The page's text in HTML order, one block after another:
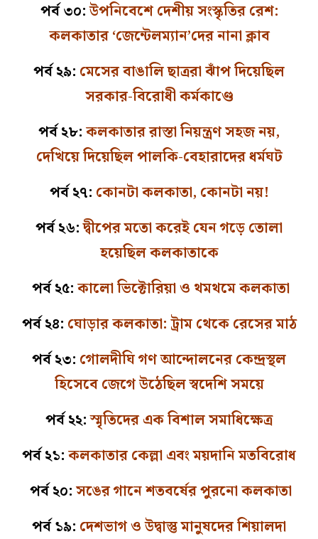
পর্ব ৩০:উপনিবেশে দেশীয় সংস্কৃতির রেশ:
কলকাতার ‘জেন্টেলম্যান’দের নানা ক্লাব
পর্ব ২৯: মেসের বাঙালি ছাত্ররা ঝাঁপ দিয়েছিল
সরকার-বিরোধী কর্মকাণ্ডে
পর্ব ২৮:কলকাতার রাস্তা নিয়ন্ত্রণ সহজ নয়,
দেখিয়ে দিয়েছিল পালকি-বেহারাদের ধর্মঘট
পর্ব ২৭: কোনটা কলকাতা, কোনটা নয়!
পর্ব ২৬:দ্বীপের মতো করেই যেন গড়ে তোলা
হয়েছিল কলকাতাকে
পর্ব ২৫:কালো ভিক্টোরিয়া ও থমথমে কলকাতা
পর্ব ২৪: ঘোড়ার কলকাতা: ট্রাম থেকে রেসের মাঠ
পর্ব ২৩: গোলদীঘি গণ আন্দোলনের কেন্দ্রস্থল
হিসেবে জেগে উঠেছিল স্বদেশি সময়ে
পর্ব ২২:স্মৃতিদের এক বিশাল সমাধিক্ষেত্র
পর্ব ২১:কলকাতার কেল্লা এবং ময়দানি মতবিরোধ
পর্ব ২০:সঙের গানে শতবর্ষের পুরনো কলকাতা
পর্ব ১৯: দেশভাগ ও উদ্বাস্তু মানুষদের শিয়ালদা